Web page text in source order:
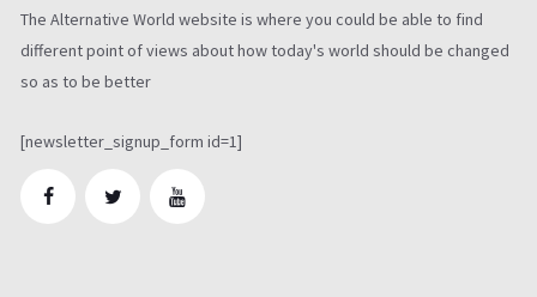
The Alternative World website is where you could be able to find
different point of views about how today's world should be changed
so as to be better
[newsletter_signup_form id=1]